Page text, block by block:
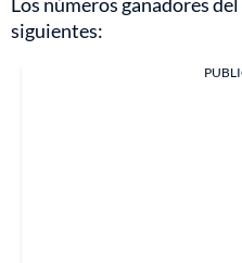
siguientes: